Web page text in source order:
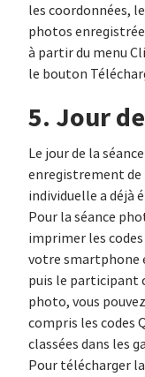
les coordonnées,
photos
à partir du menu
le bouton
5. Jour
Le jour de la
enregistrement de
individuelle a déjà
Pour la séance
imprimer les
votre smartphone
puis le participant
photo, vous
compris les codes
classées dans les
Pour télécharger